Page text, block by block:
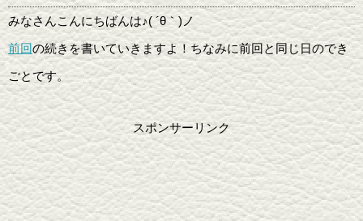
みなさんこんにちばんは♪( ´θ｀)ノ
前回の続きを書いていきますよ！ちなみに前回と同じ日のでき
ごとです。
スポンサーリンク